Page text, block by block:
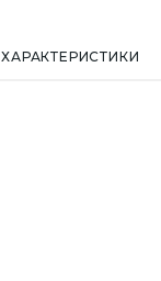
ХАРАКТЕРИСТИКИ